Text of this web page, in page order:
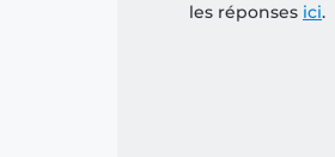
les réponses ici.